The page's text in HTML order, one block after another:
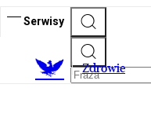
Serwisy
Zdrowie